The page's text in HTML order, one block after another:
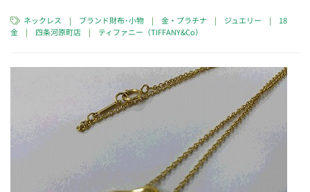
ネックレス | ブランド財布･小物 |金・プラチナ | ジュエリー | 18
金 | 四条河原町店 | ティファニー（TIFFANY&Co）